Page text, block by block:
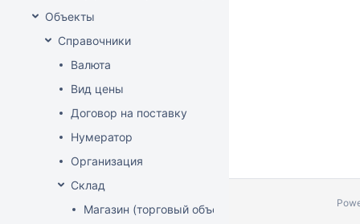
Объекты
Справочники
Валюта
Вид цены
Договор на поставку
Нумератор
Организация
Склад
Магазин (торговый объект)